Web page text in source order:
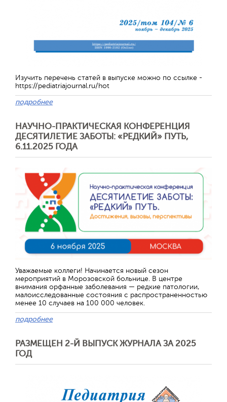
Изучить перечень статей в выпуске можно по ссылке -
https://pediatriajournal.ru/hot
подробнее
НАУЧНО-ПРАКТИЧЕСКАЯ КОНФЕРЕНЦИЯ
ДЕСЯТИЛЕТИЕ ЗАБОТЫ: «РЕДКИЙ» ПУТЬ,
6.11.2025 ГОДА
Уважаемые коллеги! Начинается новый сезон
мероприятий в Морозовской больнице. В центре
внимания орфанные заболевания — редкие патологии,
малоисследованные состояния с распространенностью
менее 10 случаев на 100 000 человек.
подробнее
РАЗМЕЩЕН 2-Й ВЫПУСК ЖУРНАЛА ЗА 2025
ГОД